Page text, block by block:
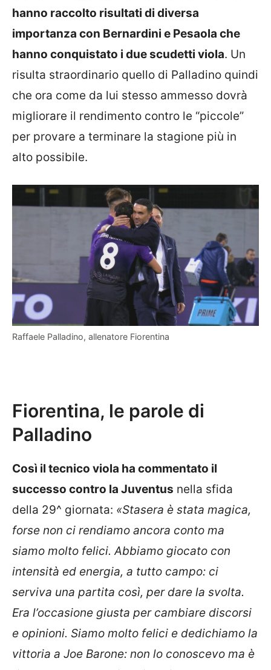
hanno raccolto risultati di diversa
importanza con Bernardini e Pesaola che
hanno conquistato i due scudetti viola. Un
risulta straordinario quello di Palladino quindi
che ora come da lui stesso ammesso dovrà
migliorare il rendimento contro le “piccole”
per provare a terminare la stagione più in
alto possibile.
Raffaele Palladino, allenatore Fiorentina
Fiorentina, le parole di
Palladino
Così il tecnico viola ha commentato il
successo contro la Juventus nella sfida
della 29^ giornata: «Stasera è stata magica,
forse non ci rendiamo ancora conto ma
siamo molto felici. Abbiamo giocato con
intensità ed energia, a tutto campo: ci
serviva una partita così, per dare la svolta.
Era l’occasione giusta per cambiare discorsi
e opinioni. Siamo molto felici e dedichiamo la
vittoria a Joe Barone: non lo conoscevo ma è